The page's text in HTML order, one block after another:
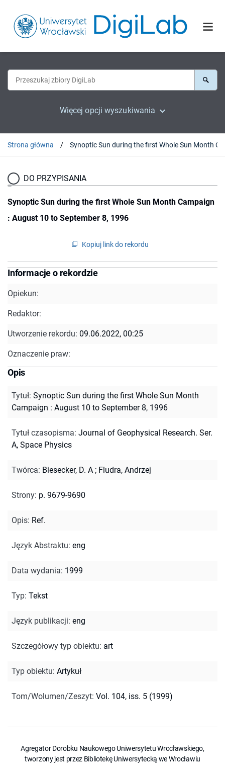
Więcej opcji wyszukiwania
Strona główna
DO PRZYPISANIA
Synoptic Sun during the first Whole Sun Month Campaign
: August 10 to September 8, 1996
Kopiuj link do rekordu
Informacje o rekordzie
Opiekun:
Redaktor:
Utworzenie rekordu: 09.06.2022, 00:25
Oznaczenie praw:
Opis
Tytuł: Synoptic Sun during the first Whole Sun Month
Campaign : August 10 to September 8, 1996
Tytuł czasopisma: Journal of Geophysical Research. Ser.
A, Space Physics
Twórca: Biesecker, D. A ; Fludra, Andrzej
Strony: p. 9679-9690
Opis: Ref.
Język Abstraktu: eng
Data wydania: 1999
Typ: Tekst
Język publikacji: eng
Szczegółowy typ obiektu: art
Typ obiektu: Artykuł
Tom/Wolumen/Zeszyt: Vol. 104, iss. 5 (1999)
Agregator Dorobku Naukowego Uniwersytetu Wrocławskiego,
tworzony jest przez Bibliotekę Uniwersytecką we Wrocławiu